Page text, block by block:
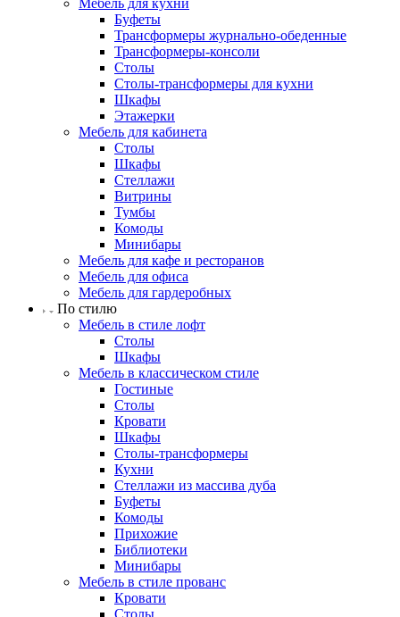
Мебель для кухни
Буфеты
Трансформеры журнально-обеденные
Трансформеры-консоли
Столы
Столы-трансформеры для кухни
Шкафы
Этажерки
Мебель для кабинета
Столы
Шкафы
Стеллажи
Витрины
Тумбы
Комоды
Минибары
Мебель для кафе и ресторанов
Мебель для офиса
Мебель для гардеробных
По стилю
Мебель в стиле лофт
Столы
Шкафы
Мебель в классическом стиле
Гостиные
Столы
Кровати
Шкафы
Столы-трансформеры
Кухни
Стеллажи из массива дуба
Буфеты
Комоды
Прихожие
Библиотеки
Минибары
Мебель в стиле прованс
Кровати
Столы